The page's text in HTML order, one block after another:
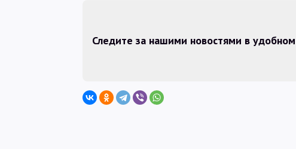
Следите за нашими новостями в